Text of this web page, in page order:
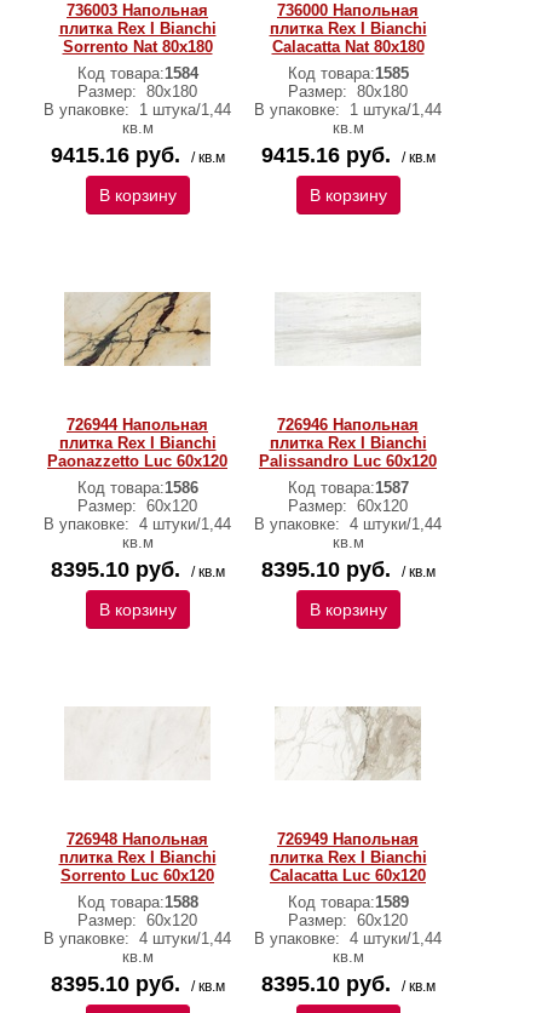
736003 Напольная
плитка Rex I Bianchi
Sorrento Nat 80x180
Код товара:1584
Размер: 80x180
В упаковке:
1 штука/1,44
кв.м
9415.16 руб. / кв.м
В корзину
736000 Напольная
плитка Rex I Bianchi
Calacatta Nat 80x180
Код товара:1585
Размер: 80x180
В упаковке:
1 штука/1,44
кв.м
9415.16 руб. / кв.м
В корзину
726944 Напольная
плитка Rex I Bianchi
Paonazzetto Luc 60x120
Код товара:1586
Размер: 60x120
В упаковке: 4 штуки/1,44
кв.м
8395.10 руб. / кв.м
В корзину
726946 Напольная
плитка Rex I Bianchi
Palissandro Luc 60x120
Код товара:1587
Размер: 60x120
В упаковке: 4 штуки/1,44
кв.м
8395.10 руб. / кв.м
В корзину
726948 Напольная
плитка Rex I Bianchi
Sorrento Luc 60x120
Код товара:1588
Размер: 60x120
В упаковке: 4 штуки/1,44
кв.м
8395.10 руб. / кв.м
726949 Напольная
плитка Rex I Bianchi
Calacatta Luc 60x120
Код товара:1589
Размер: 60x120
В упаковке: 4 штуки/1,44
кв.м
8395.10 руб. / кв.м